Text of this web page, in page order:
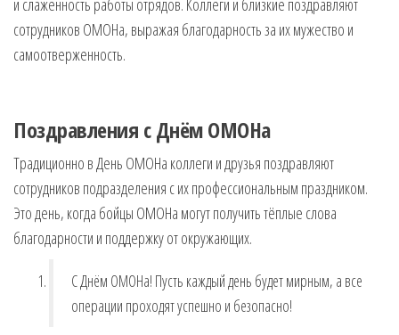
и слаженность работы отрядов. Коллеги и близкие поздравляют
сотрудников ОМОНа, выражая благодарность за их мужество и
самоотверженность.
Поздравления с Днём ОМОНа
Традиционно в День ОМОНа коллеги и друзья поздравляют
сотрудников подразделения с их профессиональным праздником.
Это день, когда бойцы ОМОНа могут получить тёплые слова
благодарности и поддержку от окружающих.
С Днём ОМОНа! Пусть каждый день будет мирным, а все
операции проходят успешно и безопасно!